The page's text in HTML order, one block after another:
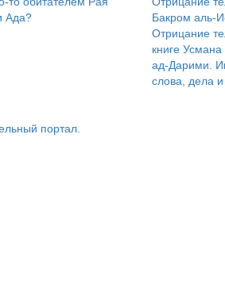
Ада?
Бакром аль-
Отрицание
книге
ад-Дарими.
слова, дела
портал.